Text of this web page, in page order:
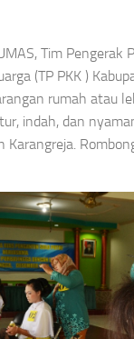
Tim Pengerak
(TP PKK )
rumah atau
indah, dan
Karangreja.